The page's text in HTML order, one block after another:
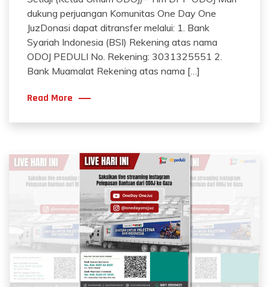
dukung perjuangan Komunitas One Day One
JuzDonasi dapat ditransfer melalui: 1. Bank
Syariah Indonesia (BSI) Rekening atas nama
ODOJ PEDULI No. Rekening: 3031325551 2.
Bank Muamalat Rekening atas nama […]
Read More